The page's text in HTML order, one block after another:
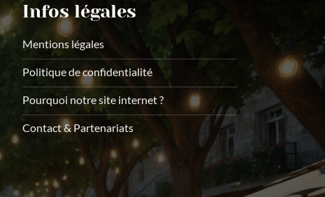
Infos légales
Mentions légales
Politique de confidentialité
Pourquoi notre site internet ?
Contact & Partenariats